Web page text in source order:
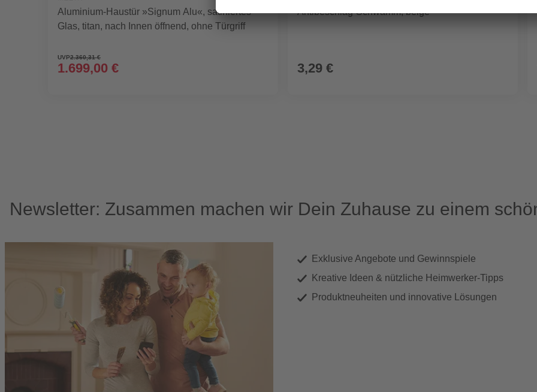
Aluminium-Haustür »Signum Alu«, satiniertes
Glas, titan, nach Innen öffnend, ohne Türgriff
UVP2.360,31 €
1.699,00 €
Antibeschlag-Schwamm, beige
3,29 €
Newsletter: Zusammen machen wir Dein Zuhause zu einem
Exklusive Angebote und Gewinnspiele
Kreative Ideen & nützliche Heimwerker-Tipps
Produktneuheiten und innovative Lösungen